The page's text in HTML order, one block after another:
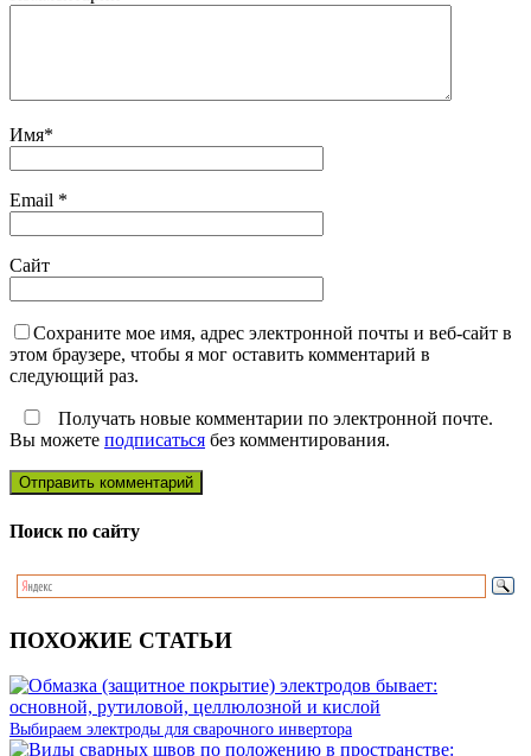
Имя*
Email *
Сайт
Сохраните мое имя, адрес электронной почты и веб-сайт в
этом браузере, чтобы я мог оставить комментарий в
следующий раз.
Получать новые комментарии по электронной почте.
Вы можете подписаться без комментирования.
Поиск по сайту
ПОХОЖИЕ СТАТЬИ
Выбираем электроды для сварочного инвертора